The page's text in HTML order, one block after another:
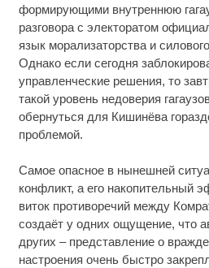
формирующими внутреннюю
разговора с электоратом
язык морализаторства и
Однако если сегодня
управленческие решения, то
такой уровень недоверия
обернуться для Кишинёва
проблемой.
Самое опасное в нынешней
конфликт, а его накопительный
виток противоречий между
создаёт у одних ощущение, что
других – представление о
настроения очень быстро